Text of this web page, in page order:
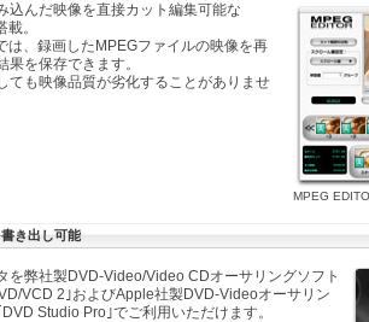
込んだ映像を直接カット編集可能な
。
は、録画したMPEGファイルの映像を再
果を保存できます。
ても映像品質が劣化することがありませ
MPEG
き出し可能
を弊社製DVD-Video/Video CDオーサリングソフト
VCD 2｣およびApple社製DVD-Videoオーサリン
Studio Pro｣でご利用いただけます。